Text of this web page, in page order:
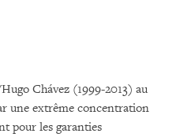
Chávez (1999-2013) au
une extrême concentration
pour les garanties